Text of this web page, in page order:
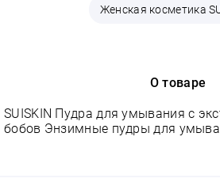
Женская косметика
О товаре
SUISKIN Пудра для умывания с
бобов Энзимные пудры для